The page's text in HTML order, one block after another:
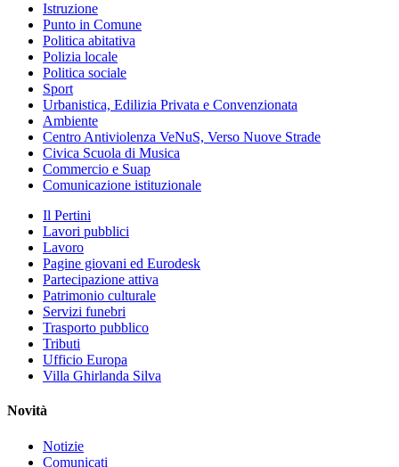
Istruzione
Punto in Comune
Politica abitativa
Polizia locale
Politica sociale
Sport
Urbanistica, Edilizia Privata e Convenzionata
Ambiente
Centro Antiviolenza VeNuS, Verso Nuove Strade
Civica Scuola di Musica
Commercio e Suap
Comunicazione istituzionale
Il Pertini
Lavori pubblici
Lavoro
Pagine giovani ed Eurodesk
Partecipazione attiva
Patrimonio culturale
Servizi funebri
Trasporto pubblico
Tributi
Ufficio Europa
Villa Ghirlanda Silva
Novità
Notizie
Comunicati